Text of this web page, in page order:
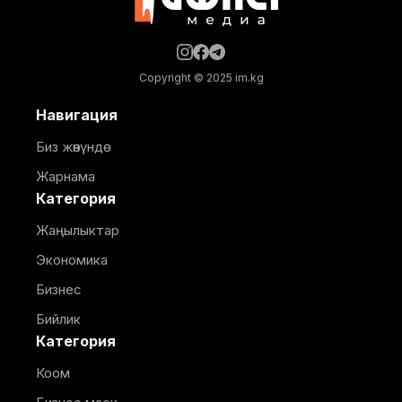
Copyright © 2025 im.kg
Навигация
Биз жөнүндө
Жарнама
Категория
Жаңылыктар
Экономика
Бизнес
Бийлик
Категория
Коом